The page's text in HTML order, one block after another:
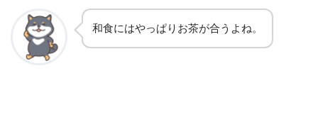
和食にはやっぱりお茶が合うよね。